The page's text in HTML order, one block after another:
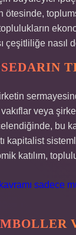
ötesinde,
çeşitliliğe
vakıflar veya
bu
kapitalist
katılım,
sadece